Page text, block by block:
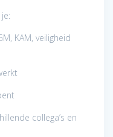
KAM, veiligheid
collega’s en